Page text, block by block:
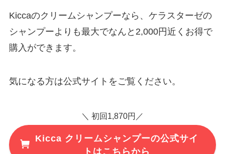
Kiccaのクリームシャンプーなら、ケラスターゼの
シャンプーよりも最大でなんと2,000円近くお得で
購入ができます。
気になる方は公式サイトをご覧ください。
＼ 初回1,870円／
Kicca クリームシャンプーの公式サイ
トはこちらから